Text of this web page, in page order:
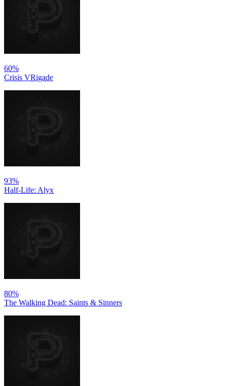
60%
Crisis VRigade
93%
Half-Life: Alyx
80%
The Walking Dead: Saints & Sinners